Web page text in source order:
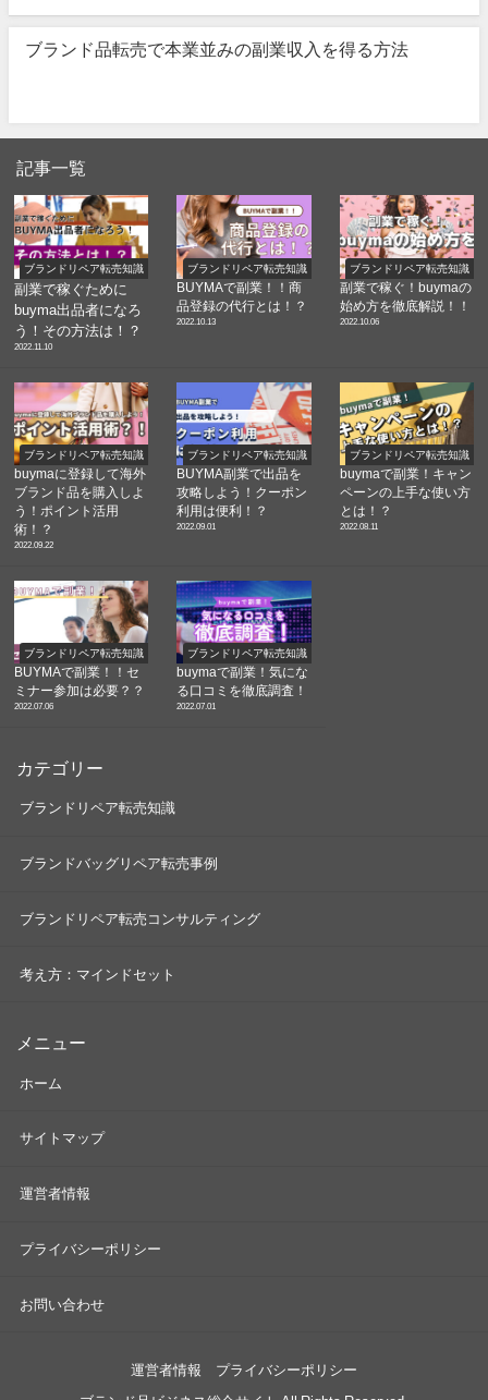
ブランド品転売で本業並みの副業収入を得る方法
記事一覧
ブランドリペア転売知識
副業で稼ぐために
buyma出品者になろ
う！その方法は！？
2022.11.10
ブランドリペア転売知識
BUYMAで副業！！商
品登録の代行とは！？
2022.10.13
ブランドリペア転売知識
副業で稼ぐ！buymaの
始め方を徹底解説！！
2022.10.06
ブランドリペア転売知識
buymaに登録して海外
ブランド品を購入しよ
う！ポイント活用
術！？
2022.09.22
ブランドリペア転売知識
BUYMA副業で出品を
攻略しよう！クーポン
利用は便利！？
2022.09.01
ブランドリペア転売知識
buymaで副業！キャン
ペーンの上手な使い方
とは！？
2022.08.11
ブランドリペア転売知識
BUYMAで副業！！セ
ミナー参加は必要？？
2022.07.06
ブランドリペア転売知識
buymaで副業！気にな
る口コミを徹底調査！
2022.07.01
カテゴリー
ブランドリペア転売知識
ブランドバッグリペア転売事例
ブランドリペア転売コンサルティング
考え方：マインドセット
メニュー
ホーム
サイトマップ
運営者情報
プライバシーポリシー
お問い合わせ
運営者情報 プライバシーポリシー